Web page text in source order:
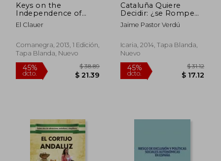
Keys on the
Independence of
Catalonia (en Inglés)
El Clauer
Comanegra, 2013, 1 Edición,
Tapa Blanda, Nuevo
Cataluña Quiere
Decidir: ¿se Rompe
España? Diez
Preguntas Sobre El
(más Madera)
Jaime Pastor Verdú
Icaria, 2014, Tapa Blanda,
Nuevo